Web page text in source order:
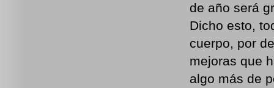
de año será
Dicho esto,
cuerpo, por
mejoras que
algo más de